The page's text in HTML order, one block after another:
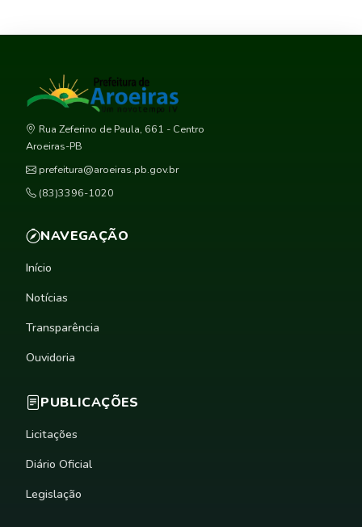
Rua Zeferino de Paula, 661 - Centro
Aroeiras-PB
prefeitura@aroeiras.pb.gov.br
(83)3396-1020
NAVEGAÇÃO
Início
Notícias
Transparência
Ouvidoria
PUBLICAÇÕES
Licitações
Diário Oficial
Legislação